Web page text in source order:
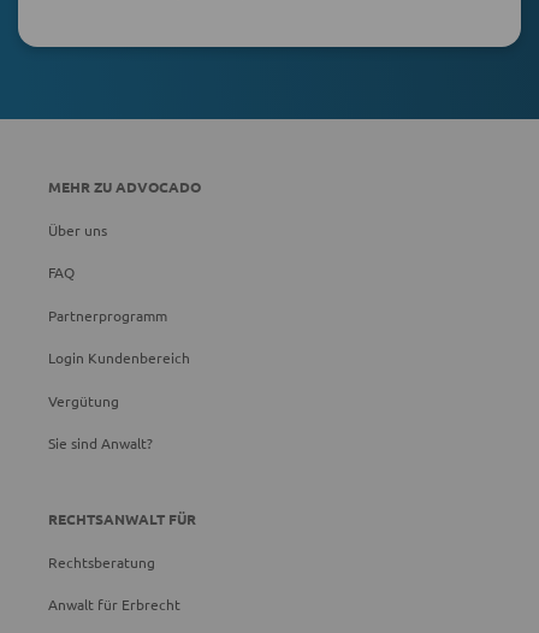
MEHR ZU ADVOCADO
Über uns
FAQ
Partnerprogramm
Login Kundenbereich
Vergütung
Sie sind Anwalt?
RECHTSANWALT FÜR
Rechtsberatung
Anwalt für Erbrecht